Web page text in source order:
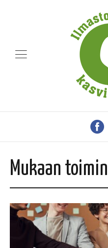
Mukaan